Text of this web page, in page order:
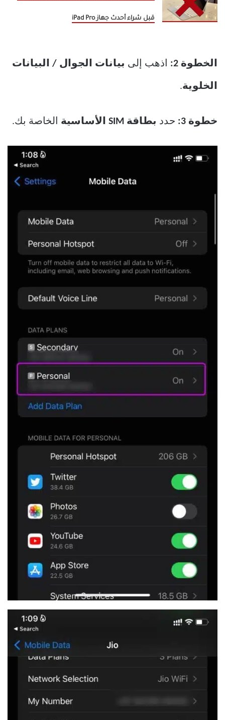
قبل شراء أحدث جهاز iPad Pro
الخطوة 2: اذهب إلى بيانات الجوال / البيانات
الخلوية.
خطوة 3: حدد بطاقة SIM الأساسية الخاصة بك.